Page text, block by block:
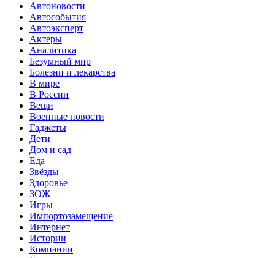
Автоновости
Автособытия
Автоэксперт
Актеры
Аналитика
Безумный мир
Болезни и лекарства
В мире
В России
Вещи
Военные новости
Гаджеты
Дети
Дом и сад
Еда
Звёзды
Здоровье
ЗОЖ
Игры
Импортозамещение
Интернет
Истории
Компании